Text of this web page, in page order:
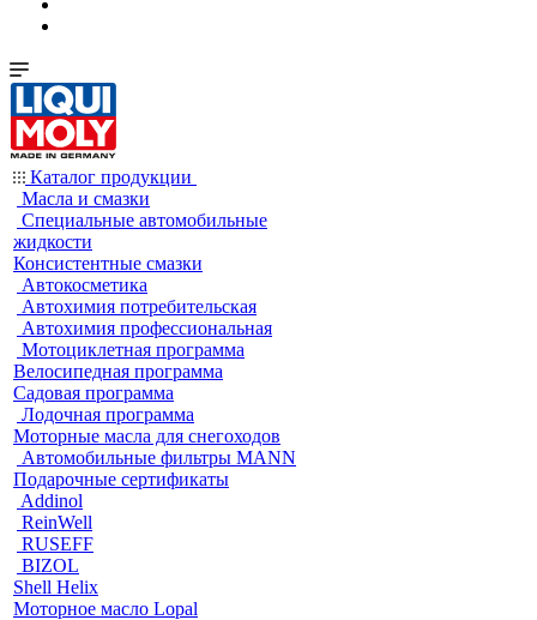
Каталог продукции
Масла и смазки
Специальные автомобильные
жидкости
Консистентные смазки
Автокосметика
Автохимия потребительская
Автохимия профессиональная
Мотоциклетная программа
Велосипедная программа
Садовая программа
Лодочная программа
Моторные масла для снегоходов
Автомобильные фильтры MANN
Подарочные сертификаты
Addinol
ReinWell
RUSEFF
BIZOL
Shell Helix
Моторное масло Lopal